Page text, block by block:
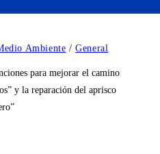
Ambiente / General
para mejorar el camino
y la reparación del aprisco